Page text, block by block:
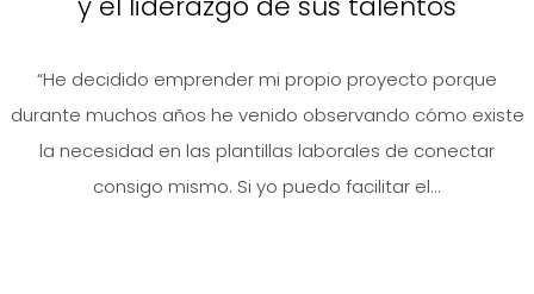
“He decidido emprender mi propio proyecto porque
durante muchos años he venido observando cómo existe
la necesidad en las plantillas laborales de conectar
consigo mismo. Si yo puedo facilitar el...